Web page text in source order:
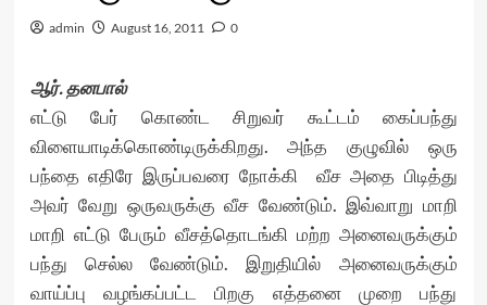
admin August 16, 2011 0
ஆர். தனபால்
எட்டு பேர் கொண்ட சிறுவர் கூட்டம் கைப்பந்து
விளையாடிக்கொண்டிருக்கிறது. அந்த குழுவில் ஒரு
பந்தை எதிரே இருப்பவரை நோக்கி வீச அதை பிடித்து
அவர் வேறு ஒருவருக்கு வீச வேண்டும். இவ்வாறு மாறி
மாறி எட்டு பேரும் வீசத்தொடங்கி மற்ற அனைவருக்கும்
பந்து செல்ல வேண்டும். இறுதியில் அனைவருக்கும்
வாய்ப்பு வழங்கப்பட்ட பிறகு எத்தனை முறை பந்து